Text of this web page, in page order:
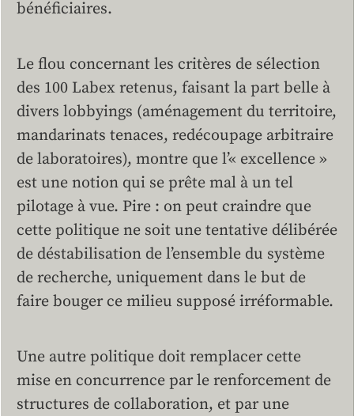
bénéficiaires.
Le flou concernant les critères de sélection
des 100 Labex retenus, faisant la part belle à
divers lobbyings (aménagement du territoire,
mandarinats tenaces, redécoupage arbitraire
de laboratoires), montre que l’« excellence »
est une notion qui se prête mal à un tel
pilotage à vue. Pire : on peut craindre que
cette politique ne soit une tentative délibérée
de déstabilisation de l’ensemble du système
de recherche, uniquement dans le but de
faire bouger ce milieu supposé irréformable.
Une autre politique doit remplacer cette
mise en concurrence par le renforcement de
structures de collaboration, et par une